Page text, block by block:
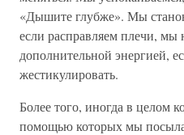
«Дышите глубже». Мы
если расправляем плечи, мы
дополнительной энергией,
жестикулировать.
Более того, иногда в целом
помощью которых мы